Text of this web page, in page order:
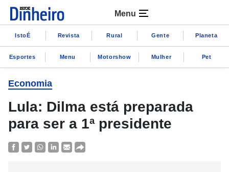
Menu
IstoÉ Revista Rural Gente Planeta
Esportes Menu Motorshow Mulher Pet
Economia
Lula: Dilma está preparada
para ser a 1ª presidente